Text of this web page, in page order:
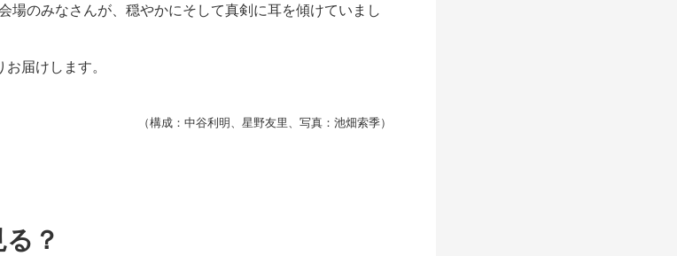
場のみなさんが、穏やかにそして真剣に耳を傾けていまし
届けします。
（構成：中谷利明、星野友里、写真：池畑索季）
？